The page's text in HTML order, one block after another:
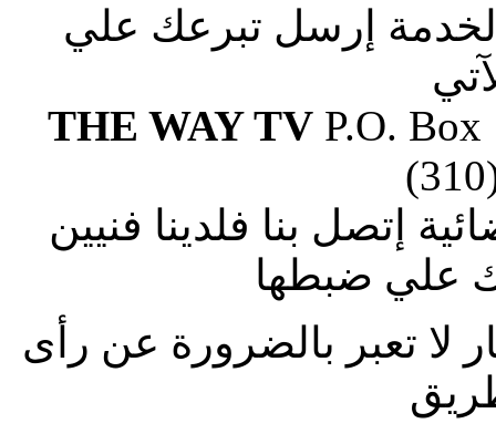
إرسل تبرعك علي
THE WAY TVP.O. Box
إتصل بنا فلدينا فنيين
علي ضبطها
لا تعبر بالضرورة عن رأى